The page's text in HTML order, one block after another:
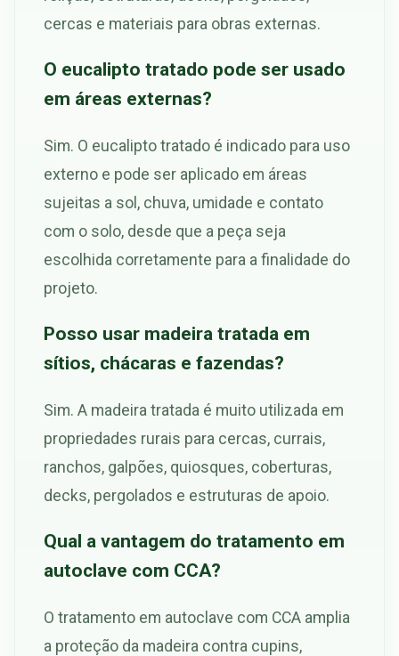
cercas e materiais para obras externas.
O eucalipto tratado pode ser usado
em áreas externas?
Sim. O eucalipto tratado é indicado para uso
externo e pode ser aplicado em áreas
sujeitas a sol, chuva, umidade e contato
com o solo, desde que a peça seja
escolhida corretamente para a finalidade do
projeto.
Posso usar madeira tratada em
sítios, chácaras e fazendas?
Sim. A madeira tratada é muito utilizada em
propriedades rurais para cercas, currais,
ranchos, galpões, quiosques, coberturas,
decks, pergolados e estruturas de apoio.
Qual a vantagem do tratamento em
autoclave com CCA?
O tratamento em autoclave com CCA amplia
a proteção da madeira contra cupins,